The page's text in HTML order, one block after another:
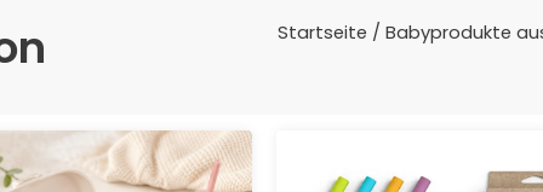
Startseite / Babyprodukte